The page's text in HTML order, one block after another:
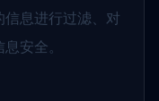
息进行过滤、对
安全。